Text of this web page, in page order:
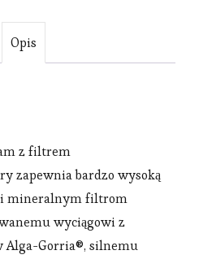
Opis
z filtrem
zapewnia bardzo wysoką
mineralnym filtrom
wyciągowi z
Alga-Gorria®, silnemu